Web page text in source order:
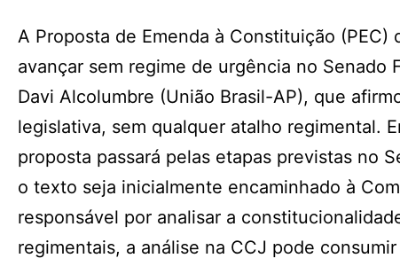
A Proposta de Emenda à Constituição
avançar sem regime de urgência no Senado
Davi Alcolumbre (União Brasil-AP), que
legislativa, sem qualquer atalho regimental.
proposta passará pelas etapas previstas no
o texto seja inicialmente encaminhado à
responsável por analisar a
regimentais, a análise na CCJ pode